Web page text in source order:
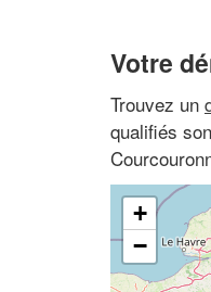
Votre
Trouvez un
qualifiés
+
−